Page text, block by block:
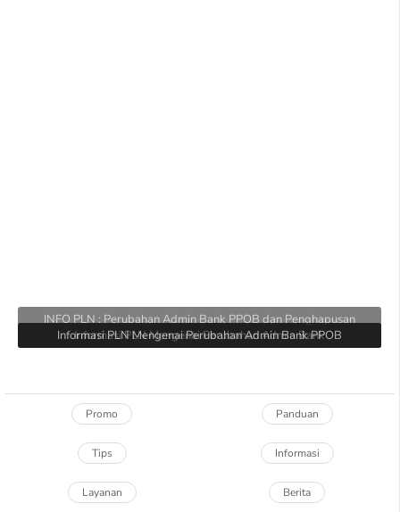
INFO PLN : Perubahan Admin Bank PPOB dan Penghapusan
Inkaso
Informasi PLN Mengenai Perubahan Admin Bank
Informasi PLN Mengenai Perubahan Admin Bank PPOB
Promo Panduan
Tips Informasi
Layanan Berita